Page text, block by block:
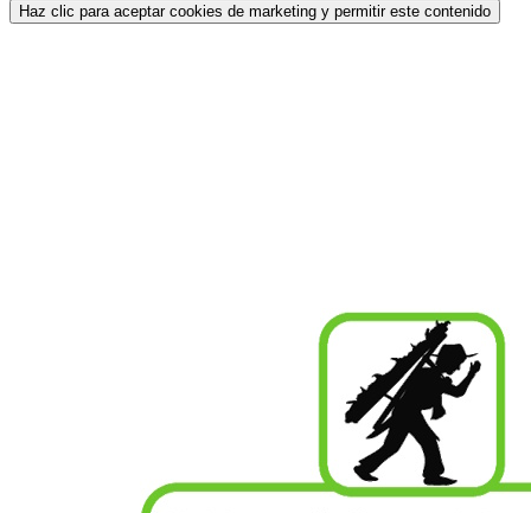
Haz clic para aceptar cookies de marketing y permitir este contenido